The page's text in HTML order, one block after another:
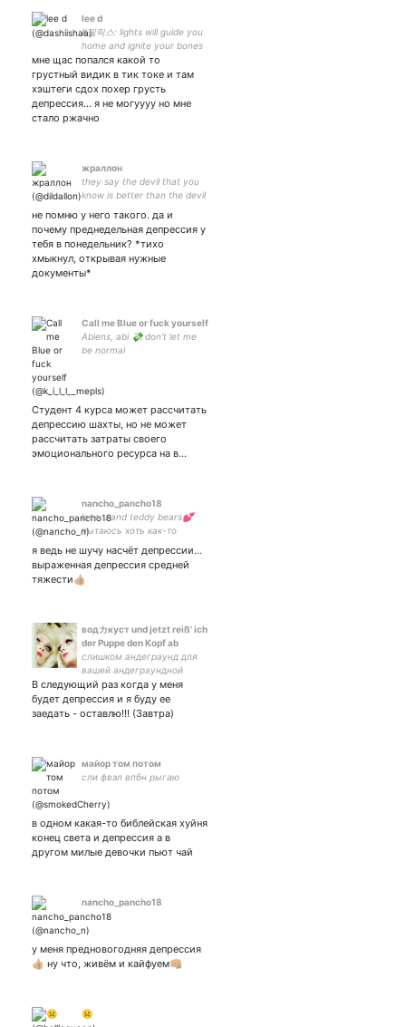
lee d
#필릭스: lights will guide you
home and ignite your bones
and I will try to fix you ;; あな
たは私に特別な人だ！
SHE%HER ; 🤍
мне щас попался какой то
грустный видик в тик токе и там
хэштеги сдох похер грусть
депрессия... я не могуууу но мне
стало ржачно
жраллон
they say the devil that you
know is better than the devil
lights off, I'm in love
не помню у него такого. да и
почему преднедельная депрессия у
тебя в понедельник? *тихо
хмыкнул, открывая нужные
документы*
Call me Blue or fuck yourself
Abiens, abi 💸 don’t let me
be normal
Студент 4 курса может рассчитать
депрессию шахты, но не может
рассчитать затраты своего
эмоционального ресурса на в…
nancho_pancho18
love u and teddy bears💕
пытаюсь хоть как-то
выучить английский, но
видимо не судьба👋🏼
я ведь не шучу насчёт депрессии...
выраженная депрессия средней
тяжести👍🏼
водカкуст und jetzt reiß' ich
der Puppe den Kopf ab
слишком андеграунд для
вашей андеграундной
тусовки
В следующий раз когда у меня
будет депрессия и я буду ее
заедать - оставлю!!! (Завтра)
майор том потом
сли фвэл впбн рыгаю
в одном какая-то библейская хуйня
конец света и депрессия а в
другом милые девочки пьют чай
nancho_pancho18
у меня предновогодняя депрессия
👍🏼 ну что, живём и кайфуем👊🏼
☹︎